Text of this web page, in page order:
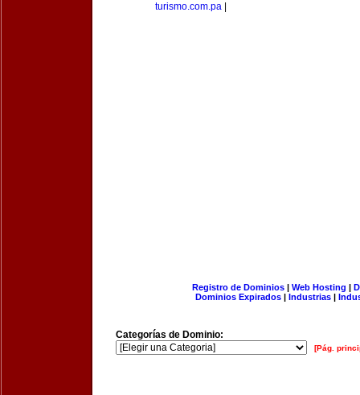
turismo.com.pa
Registro de Dominios| Web Hosting |
Dominios Expirados | Industrias |
Categorías de Dominio:
[Pág.